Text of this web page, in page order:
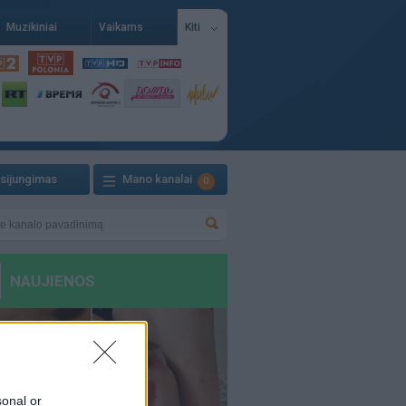
or
Muzikiniai Vaikams Kiti
Mano kanalai 0